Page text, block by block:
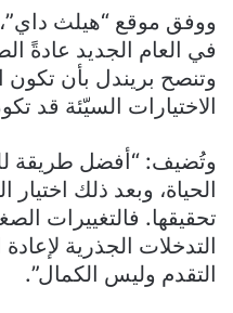
ووفق موقع “هيلث
في العام الجديد عادةً
وتنصح بريندل بأن تكون
الاختيارات السيّئة قد
وتُضيف: “أفضل طريقة
الحياة، وبعد ذلك
تحقيقها. فالتغييرات
التدخلات الجذرية
التقدم وليس الكمال”.